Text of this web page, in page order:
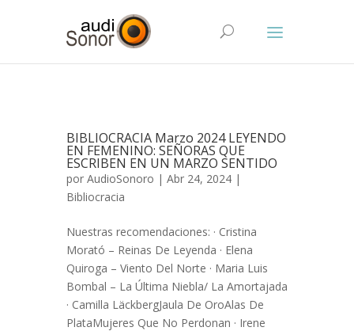
BIBLIOCRACIA Marzo 2024 LEYENDO
EN FEMENINO: SEÑORAS QUE
ESCRIBEN EN UN MARZO SENTIDO
por AudioSonoro | Abr 24, 2024 |
Bibliocracia
Nuestras recomendaciones: · Cristina
Morató – Reinas De Leyenda · Elena
Quiroga – Viento Del Norte · Maria Luis
Bombal – La Última Niebla/ La Amortajada
· Camilla LäckbergJaula De OroAlas De
PlataMujeres Que No Perdonan · Irene